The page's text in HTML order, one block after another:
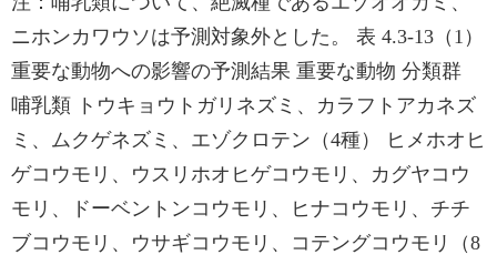
ニホンカワウソは予測対象外とした。 表 4.3-13（1）
重要な動物への影響の予測結果 重要な動物 分類群
哺乳類 トウキョウトガリネズミ、カラフトアカネズ
ミ、ムクゲネズミ、エゾクロテン（4種） ヒメホオヒ
ゲコウモリ、ウスリホオヒゲコウモリ、カグヤコウ
モリ、ドーベントンコウモリ、ヒナコウモリ、チチ
ブコウモリ、ウサギコウモリ、コテングコウモリ（8